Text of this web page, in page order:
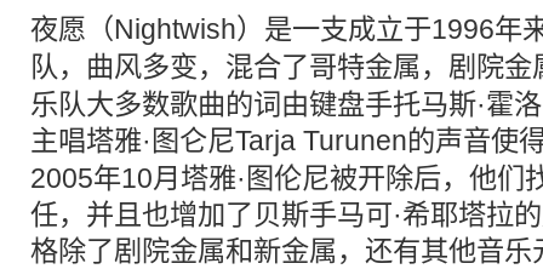
夜愿（Nightwish）是一支成立于1996年
队，曲风多变，混合了哥特金属，剧院金
乐队大多数歌曲的词由键盘手托马斯·霍
主唱塔雅·图仑尼Tarja Turunen的声音使
2005年10月塔雅·图伦尼被开除后，他们
任，并且也增加了贝斯手马可·希耶塔拉
格除了剧院金属和新金属，还有其他音